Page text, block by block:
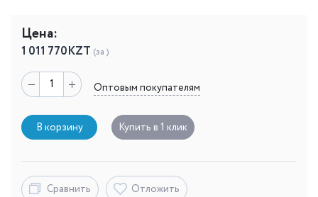
Цена:
1 011 770KZT (за )
Оптовым покупателям
В корзину Купить в 1 клик
Сравнить Отложить